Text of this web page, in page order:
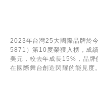
2023年台灣25大國際品牌於
5871）第10度榮獲入榜，成
美元，較去年成長15%，品
在國際舞台創造閃耀的能見度。